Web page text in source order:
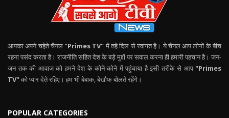
आपका अपने चहेते चैनल "Primes TV" में तहे दिल से स्वागत है। ये चैनल आप लोगों के बीच
रहना पसंद करता है। राजनीति सहित देश के बड़े मुद्दों पर सवाल करना ही हमारी पहचान है। जन-
जन तक की आवाज को हमने देश के कोने-कोने में पहुंचाया है इसी तरीके से आप "Primes
TV"को प्यार देते रहिए। हम भी बेबाक, बेखौफ बोलते रहेंगे।
POPULAR CATEGORIES